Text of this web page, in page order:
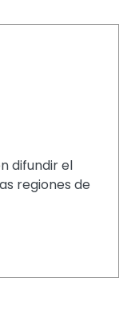
difundir el
regiones de